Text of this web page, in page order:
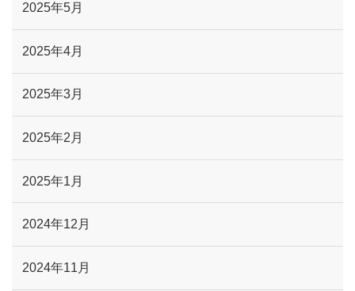
2025年5月
2025年4月
2025年3月
2025年2月
2025年1月
2024年12月
2024年11月